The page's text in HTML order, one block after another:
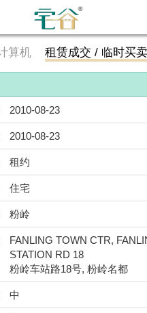
理
算机 租赁成交 / 临时买
2010-08-23
2010-08-23
租约
住宅
粉岭
FANLING TOWN CTR,
STATION RD 18
粉岭车站路18号, 粉岭名都
中